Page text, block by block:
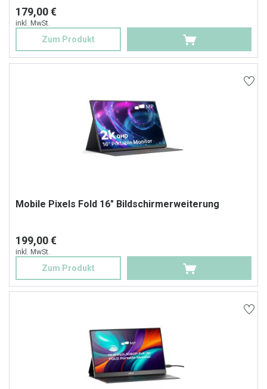
179,00 €
inkl. MwSt.
Zum Produkt
Mobile Pixels Fold 16" Bildschirmerweiterung
199,00 €
inkl. MwSt.
Zum Produkt